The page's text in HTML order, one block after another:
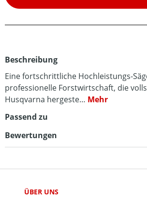
Beschreibung
Eine fortschrittliche Hochleistungs-
professionelle Forstwirtschaft, die
Husqvarna hergeste… Mehr
Passend zu
Bewertungen
ÜBER UNS